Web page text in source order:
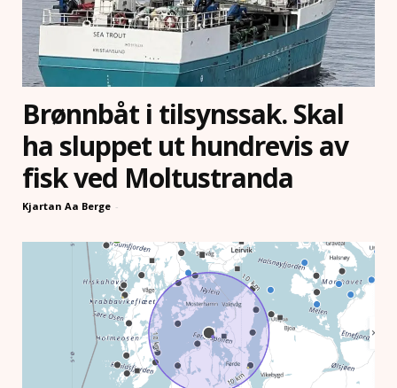
Brønnbåt i tilsynssak. Skal
ha sluppet ut hundrevis av
fisk ved Moltustranda
Kjartan Aa Berge -